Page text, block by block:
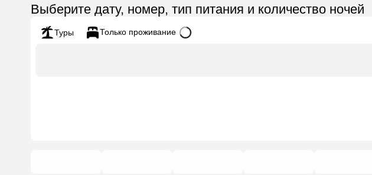
Выберите дату, номер, тип питания и количество ночей
Туры Только проживание